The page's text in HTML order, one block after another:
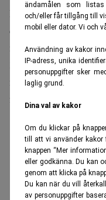
ändamålen som
och/eller får tillgång till
mobil eller dator. Vi och
Användning av kakor
IP-adress, unika
personuppgifter sker
laglig grund.
Dina val av kakor
Om du klickar på
till att vi använder
knappen “Mer
eller godkänna. Du kan
genom att klicka på
Du kan när du vill
av personuppgifter
Beslutet grämde
därför unga att tacka
nya jobb. Men var
3-4 år på en varje
möjligheter finns det
för då riskerar du